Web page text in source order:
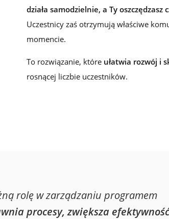
Starterdziała samodzielnie, a Ty oszczędzasz
Uczestnicy zaś otrzymują właściwe
momencie.
To rozwiązanie, które ułatwia rozwój i
rosnącej liczbie uczestników.
rolę w zarządzaniu programem
procesy, zwiększa